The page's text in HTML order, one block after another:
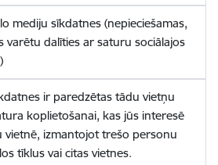
mediju sīkdatnes (nepieciešamas,
varētu dalīties ar saturu sociālajos
ir paredzētas tādu vietņu
koplietošanai, kas jūs interesē
vietnē, izmantojot trešo personu
tīklus vai citas vietnes.